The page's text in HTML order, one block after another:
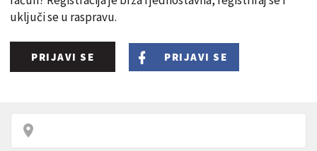
uključi se u raspravu.
PRIJAVI SE PRIJAVI SE